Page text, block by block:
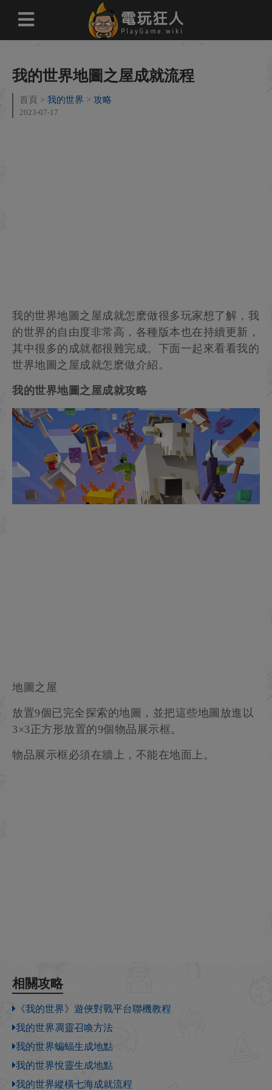
我的世界地圖之屋成就流程
首頁 我的世界 攻略
2023-07-17
我的世界地圖之屋成就怎麽做很多玩家想了解，我
的世界的自由度非常高，各種版本也在持續更新，
其中很多的成就都很難完成。下面一起來看看我的
世界地圖之屋成就怎麽做介紹。
我的世界地圖之屋成就攻略
地圖之屋
放置9個已完全探索的地圖，並把這些地圖放進以
3×3正方形放置的9個物品展示框。
物品展示框必須在牆上，不能在地面上。
相關攻略
《我的世界》遊俠對戰平台聯機教程
我的世界凋靈召喚方法
我的世界蝙蝠生成地點
我的世界悅靈生成地點
我的世界縱橫七海成就流程